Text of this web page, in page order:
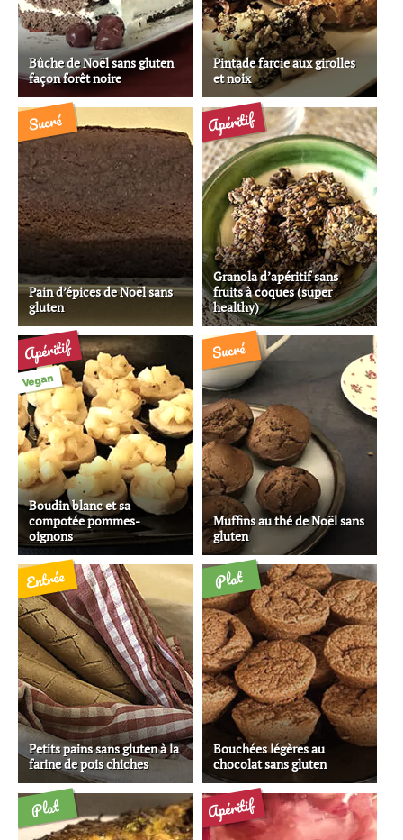
Bûche de Noël sans gluten
façon forêt noire
Pintade farcie aux girolles
et noix
Sucré
Pain d’épices de Noël sans
gluten
Apéritif
Granola d’apéritif sans
fruits à coques (super
healthy)
Apéritif
Vegan
Boudin blanc et sa
compotée pommes-
oignons
Sucré
Muffins au thé de Noël sans
gluten
Entrée
Petits pains sans gluten à la
farine de pois chiches
Plat
Bouchées légères au
chocolat sans gluten
Plat Apéritif